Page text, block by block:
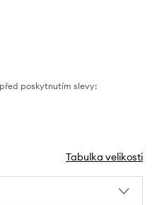
poskytnutím slevy:
Tabulka velikosti